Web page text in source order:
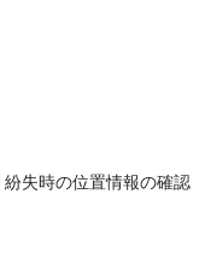
紛失時の位置情報の確認